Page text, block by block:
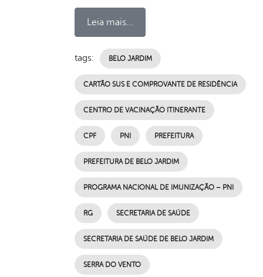
Leia mais...
tags: BELO JARDIM
CARTÃO SUS E COMPROVANTE DE RESIDÊNCIA
CENTRO DE VACINAÇÃO ITINERANTE
CPF PNI PREFEITURA
PREFEITURA DE BELO JARDIM
PROGRAMA NACIONAL DE IMUNIZAÇÃO – PNI
RG SECRETARIA DE SAÚDE
SECRETARIA DE SAÚDE DE BELO JARDIM
SERRA DO VENTO